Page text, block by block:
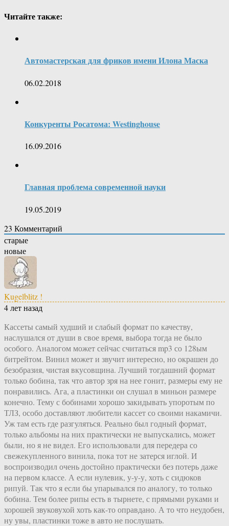
Читайте также:
Автомастерская для фриков имени Илона Маска
06.02.2018
Конкуренты Росатома: Westinghouse
16.09.2016
Главная проблема современной науки
19.05.2019
23 Комментарий
старые
новые
Kugelblitz !
4 лет назад
Кассеты самый худший и слабый формат по качеству,
наслушался от души в свое время, выбора тогда не было
особого. Аналогом может сейчас считаться mp3 со 128ым
битрейтом. Винил может и звучит интересно, но окрашен до
безобразия, чистая вкусовщина. Лучший тогдашний формат
только бобина, так что автор зря на нее гонит, размеры ему не
понравились. Ага, а пластинки он слушал в миньон размере
конечно. Тему с бобинами хорошо закидывать упоротым по
ТЛЗ, особо доставляют любители кассет со своими накамичи.
Уж там есть где разгуляться. Реально был годный формат,
только альбомы на них практически не выпускались, может
были, но я не видел. Его использовали для передера со
свежекупленного винила, пока тот не затерся иглой. И
воспроизводил очень достойно практически без потерь даже
на первом классе. А если нулевик, у-у-у, хоть с сидюков
рипуй. Так что я если бы упарывался по аналогу, то только
бобина. Тем более рипы есть в тырнете, с прямыми руками и
хорошей звуковухой хоть как-то оправдано. А то что неудобен,
ну увы, пластинки тоже в авто не послушать.